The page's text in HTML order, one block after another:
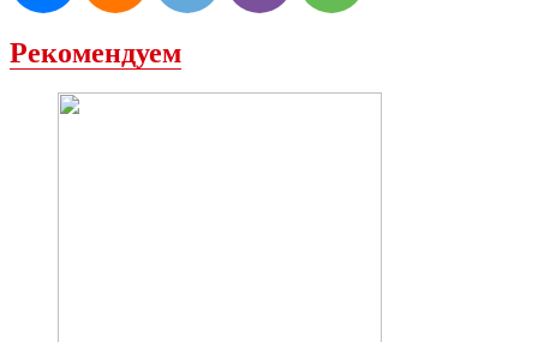
Рекомендуем